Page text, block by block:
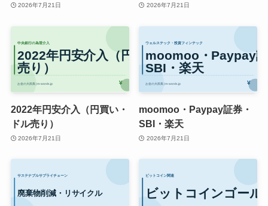
2026年7月21日 2026年7月21日
2022年円安介入（円買い・
ドル売り）
2026年7月21日
moomoo・Paypay証券・
SBI・楽天
2026年7月21日